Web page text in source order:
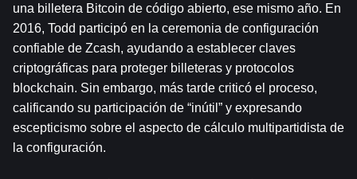
una billetera Bitcoin de código abierto, ese mismo año. En
2016, Todd participó en la ceremonia de configuración
confiable de Zcash, ayudando a establecer claves
criptográficas para proteger billeteras y protocolos
blockchain. Sin embargo, más tarde criticó el proceso,
calificando su participación de “inútil” y expresando
escepticismo sobre el aspecto de cálculo multipartidista de
la configuración.